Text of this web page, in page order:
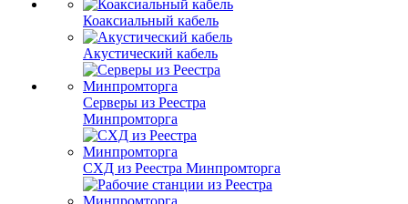
Коаксиальный кабель
Акустический кабель
Серверы из Реестра
Минпромторга
СХД из Реестра Минпромторга